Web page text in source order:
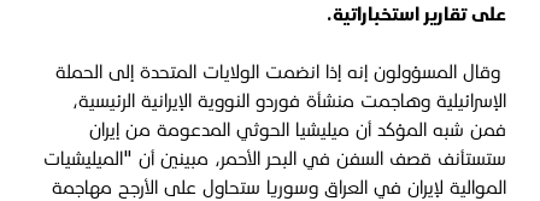
على تقارير استخباراتية.
وقال المسؤولون إنه إذا انضمت الولايات المتحدة إلى الحملة
الإسرائيلية وهاجمت منشأة فوردو النووية الإيرانية الرئيسية،
فمن شبه المؤكد أن ميليشيا الحوثي المدعومة من إيران
ستستأنف قصف السفن في البحر الأحمر، مبينين أن "الميليشيات
الموالية لإيران في العراق وسوريا ستحاول على الأرجح مهاجمة